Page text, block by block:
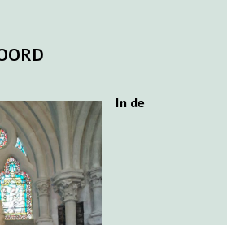
In de